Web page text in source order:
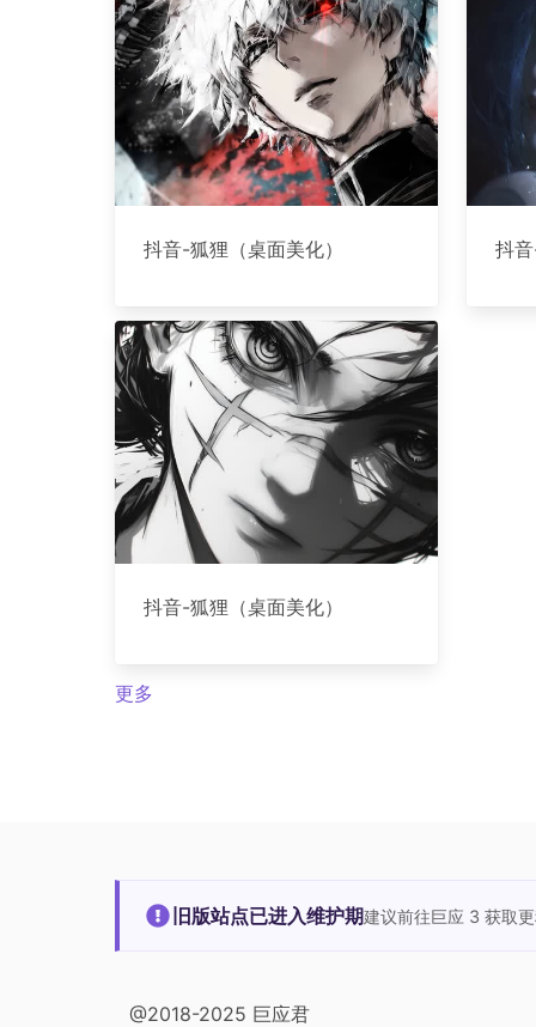
抖音-狐狸（桌面美化） 抖
抖音-狐狸（桌面美化）
更多
旧版站点已进入维护期建议前往巨应 3 获取
@2018-2025 巨应君